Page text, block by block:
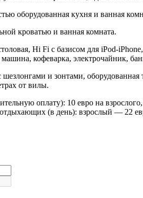
оборудованная кухня и ванная
кроватью и ванная комната.
Hi Fi c базисом для iPod-
кофеварка, электрочайник,
и зонтами,
от вилы.
оплату): 10 евро на
(в день): взрослый — 22